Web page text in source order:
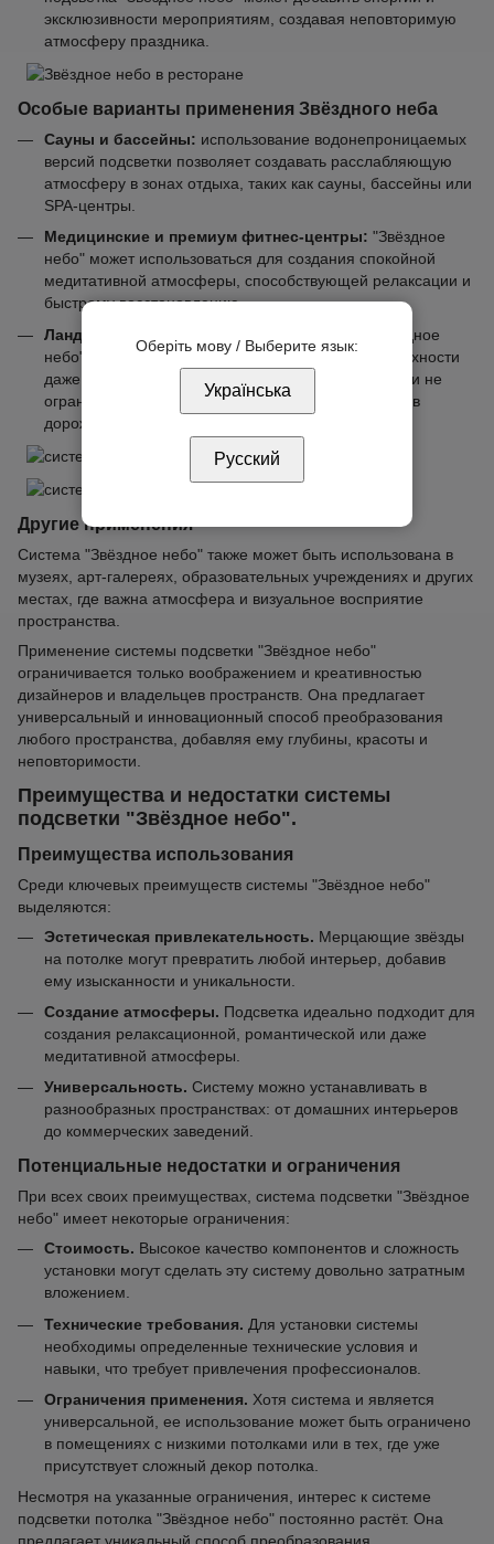
эксклюзивности мероприятиям, создавая неповторимую
атмосферу праздника.
Особые варианты применения Звёздного неба
Сауны и бассейны: использование водонепроницаемых
версий подсветки позволяет создавать расслабляющую
атмосферу в зонах отдыха, таких как сауны, бассейны или
SPA-центры.
Медицинские и премиум фитнес-центры: "Звёздное
небо" может использоваться для создания спокойной
медитативной атмосферы, способствующей релаксации и
быстрому восстановлению.
Ландшафтный дизайн
: система подсветки "Звёздное
небо" может быть установлена в различные поверхности
даже в агрессивных условиях окружающей среды и не
ограничивает фантазию. Монтаж можно провести в
дорожки, плитку, бетон, в грунт и под воду.
Другие применения
Система "Звёздное небо" также может быть использована в
музеях, арт-галереях, образовательных учреждениях и других
местах, где важна атмосфера и визуальное восприятие
пространства.
Применение системы подсветки "Звёздное небо"
ограничивается только воображением и креативностью
дизайнеров и владельцев пространств. Она предлагает
универсальный и инновационный способ преобразования
любого пространства, добавляя ему глубины, красоты и
неповторимости.
Преимущества и недостатки системы
подсветки "Звёздное небо".
Преимущества использования
Среди ключевых преимуществ системы "Звёздное небо"
выделяются:
Эстетическая привлекательность. Мерцающие звёзды
на потолке могут превратить любой интерьер, добавив
ему изысканности и уникальности.
Создание атмосферы. Подсветка идеально подходит для
создания релаксационной, романтической или даже
медитативной атмосферы.
Универсальность. Систему можно устанавливать в
разнообразных пространствах: от домашних интерьеров
до коммерческих заведений.
Потенциальные недостатки и ограничения
При всех своих преимуществах, система подсветки "Звёздное
небо" имеет некоторые ограничения:
Стоимость. Высокое качество компонентов и сложность
установки могут сделать эту систему довольно затратным
вложением.
Технические требования. Для установки системы
необходимы определенные технические условия и
навыки, что требует привлечения профессионалов.
Ограничения применения. Хотя система и является
универсальной, ее использование может быть ограничено
в помещениях с низкими потолками или в тех, где уже
присутствует сложный декор потолка.
Несмотря на указанные ограничения, интерес к системе
подсветки потолка "Звёздное небо" постоянно растёт. Она
Оберіть мову / Выберите язык:
Українська
Русский